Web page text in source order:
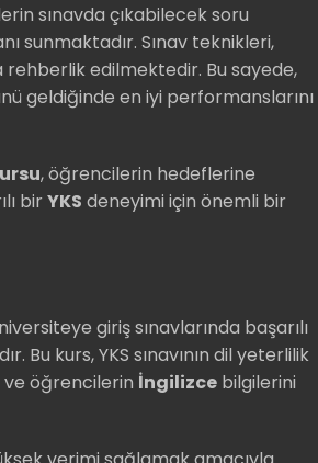
sınavda çıkabilecek soru
sunmaktadır. Sınav teknikleri,
edilmektedir. Bu sayede,
geldiğinde en iyi performanslarını
, öğrencilerin hedeflerine
birYKS deneyimi için önemli bir
giriş sınavlarında başarılı
kurs, YKS sınavının dil yeterlilik
ve öğrencilerin İngilizce bilgilerini